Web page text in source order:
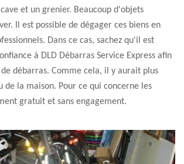
et un grenier. Beaucoup d'objets
Il est possible de dégager ces biens en
Dans ce cas, sachez qu'il est
à DLD Débarras Service Express afin
débarras. Comme cela, il y aurait plus
de la maison. Pour ce qui concerne les
gratuit et sans engagement.